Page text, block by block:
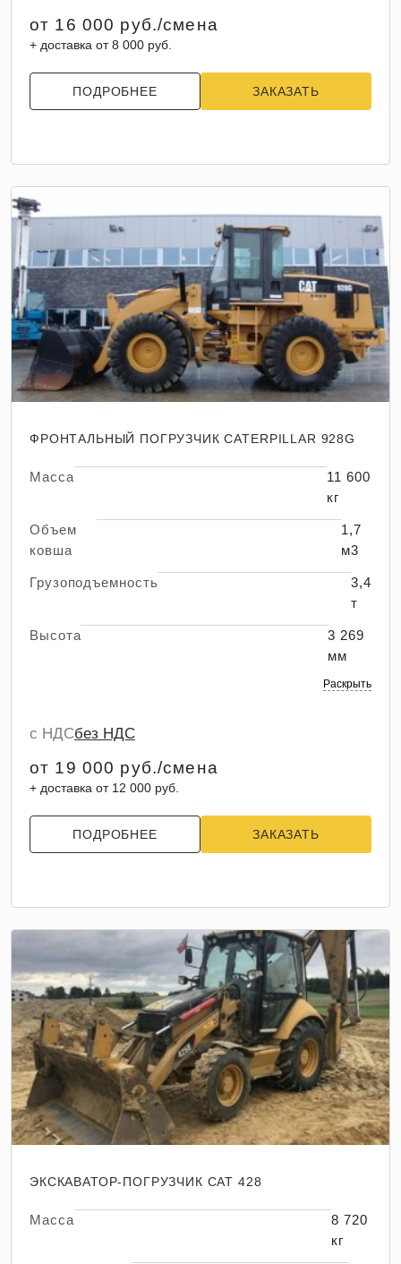
от 16 000 руб./смена
+ доставка от 8 000 руб.
ПОДРОБНЕЕ ЗАКАЗАТЬ
ФРОНТАЛЬНЫЙ ПОГРУЗЧИК CATERPILLAR 928G
Масса
11 600
кг
Объем
ковша
1,7
м3
Грузоподъемность
3,4
т
Высота
3 269
мм
Раскрыть
с НДСбез НДС
от 19 000 руб./смена
+ доставка от 12 000 руб.
ПОДРОБНЕЕ ЗАКАЗАТЬ
ЭКСКАВАТОР-ПОГРУЗЧИК CAT 428
Масса
8 720
кг